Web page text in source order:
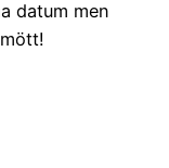
datum men